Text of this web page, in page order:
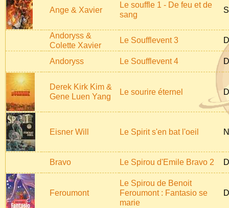
Ange & Xavier
Le souffle 1 - De feu et de
sang
Andoryss &
Colette Xavier
Le Soufflevent 3
Andoryss Le Soufflevent 4
Derek Kirk Kim &
Gene Luen Yang
Le sourire éternel
Eisner Will Le Spirit s'en bat l'oeil
Bravo Le Spirou d'Emile Bravo 2
Feroumont
Le Spirou de Benoit
Feroumont : Fantasio se
marie